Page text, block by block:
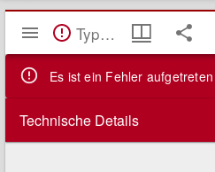
Mirador
Viewer TypeError: Failed to fetch
Es ist ein Fehler aufgetreten
Technische Details